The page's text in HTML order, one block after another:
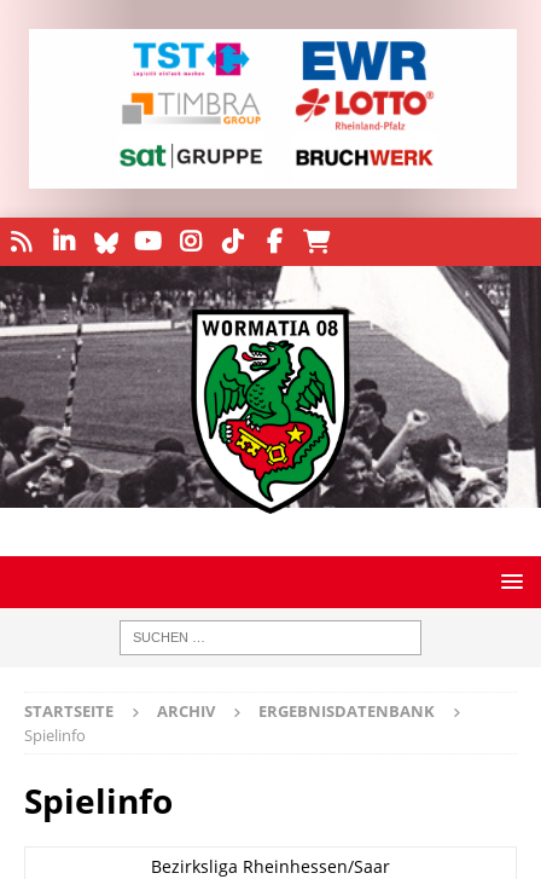
STARTSEITE ARCHIV
ERGEBNISDATENBANK
Spielinfo
Spielinfo
Bezirksliga Rheinhessen/Saar